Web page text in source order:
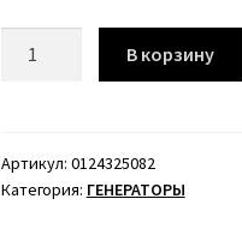
12V
100A
В корзину
Артикул: 0124325082
Категория: ГЕНЕРАТОРЫ